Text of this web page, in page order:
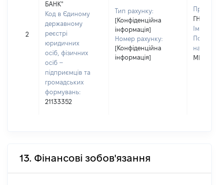
2
БАНК"
Код в Єдиному
державному
реєстрі
юридичних
осіб, фізичних
осіб –
підприємців та
громадських
формувань:
21133352
Тип рахунку:
[Конфіденційна
інформація]
Номер рахунку:
[Конфіденційна
інформація]
Ім'я:
По
13. Фінансові зобов'язання